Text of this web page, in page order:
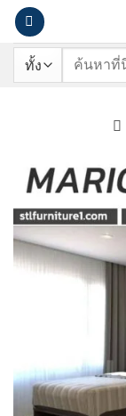
ข้าม
เนื้อหา
ค้นหา: